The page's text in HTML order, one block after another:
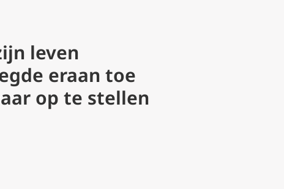
leven
eraan toe
op te stellen